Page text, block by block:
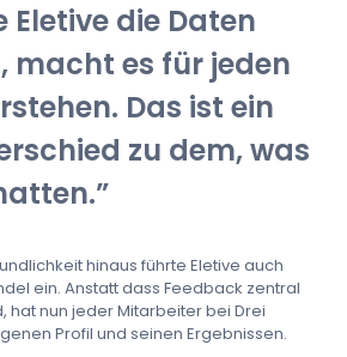
Eletive die Daten
macht es für jeden
Das ist ein
zu dem, was
hinaus führte Eletive auch
ein. Anstatt dass Feedback zentral
hat nun jeder Mitarbeiter bei Drei
Profil und seinen Ergebnissen.